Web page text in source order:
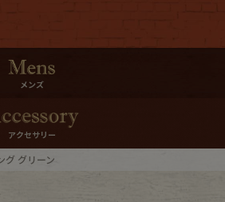
＆10％Offクーポンプレゼント
LINE ID連携
メンズ
アクセサリー
グ グリーン